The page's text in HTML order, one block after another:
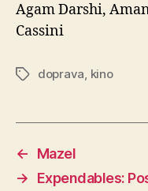
Agam Darshi,
Cassini
Štítkydoprava, kino
←
Mazel
→
Expendables: